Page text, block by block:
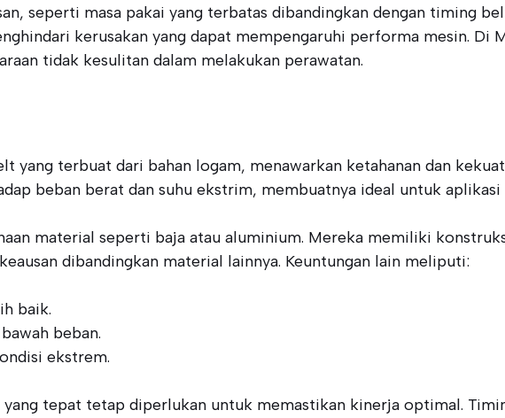
seperti masa pakai yang terbatas dibandingkan dengan timing
kerusakan yang dapat mempengaruhi performa mesin. Di
tidak kesulitan dalam melakukan perawatan.
terbuat dari bahan logam, menawarkan ketahanan dan
beban berat dan suhu ekstrim, membuatnya ideal untuk
material seperti baja atau aluminium. Mereka memiliki
dibandingkan material lainnya. Keuntungan lain meliputi:
baik.
beban.
ekstrem.
tepat tetap diperlukan untuk memastikan kinerja optimal.